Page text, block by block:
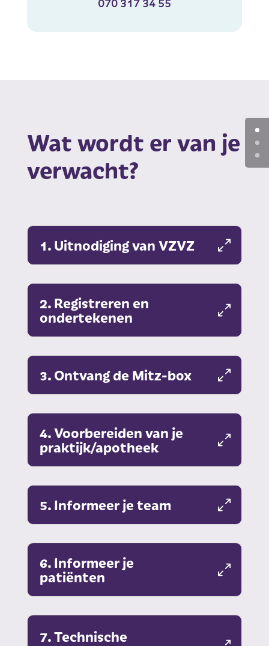
Wat wordt er van je
verwacht?
1. Uitnodiging van VZVZ
2. Registreren en
ondertekenen
3. Ontvang de Mitz-box
4. Voorbereiden van je
praktijk/apotheek
5. Informeer je team
6. Informeer je
patiënten
7. Technische